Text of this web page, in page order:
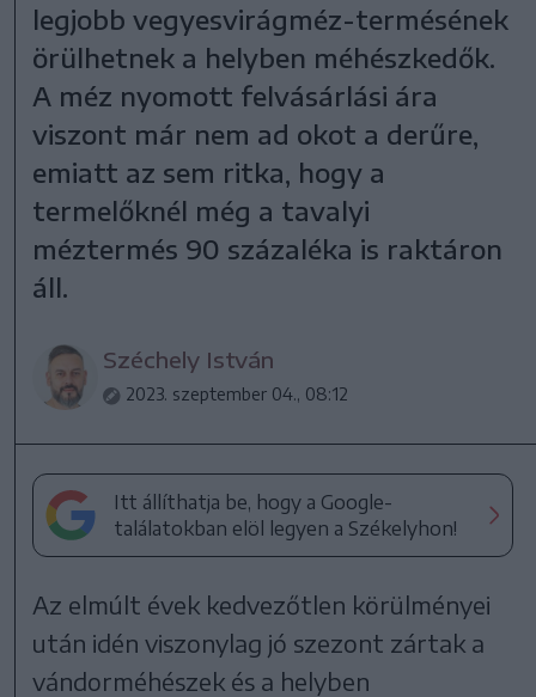
legjobb vegyesvirágméz-termésének
örülhetnek a helyben méhészkedők.
A méz nyomott felvásárlási ára
viszont már nem ad okot a derűre,
emiatt az sem ritka, hogy a
termelőknél még a tavalyi
méztermés 90 százaléka is raktáron
áll.
Széchely István
2023. szeptember 04., 08:12
Itt állíthatja be, hogy a Google-
találatokban elöl legyen a Székelyhon!
Az elmúlt évek kedvezőtlen körülményei
után idén viszonylag jó szezont zártak a
vándorméhészek és a helyben